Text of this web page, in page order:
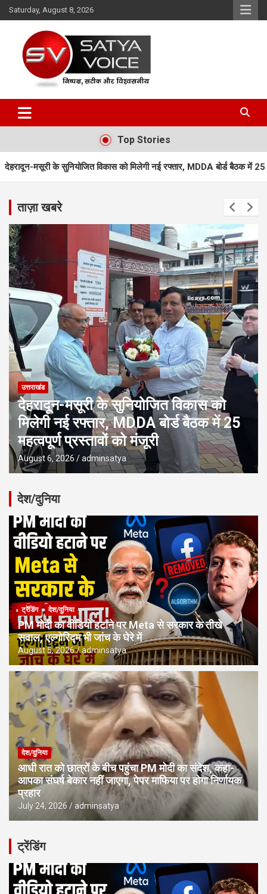
Skip
to
Saturday, August 8, 2026
Satya Voice
Top Stories
विकास को मिलेगी नई रफ्तार, MDDA बोर्ड बैठक में 25 महत्वपूर्ण प्रस्तावों को
ताज़ा खबरे
उत्तराखंड
देहरादून-मसूरी के सुनियोजित विकास को
मिलेगी नई रफ्तार, MDDA बोर्ड बैठक में 25
महत्वपूर्ण प्रस्तावों को मंजूरी
August 6, 2026 adminsatya
देश/दुनिया
ट्रेंडिंग देश/दुनिया
PM मोदी का वीडियो हटाने पर Meta से सरकार के तीखे
सवाल, एल्गोरिद्म भी जांच के घेरे में
August 5, 2026 adminsatya
देश/दुनिया
आधी रात को छात्रों के बीच पहुंचा PM मोदी का संदेश, कहा-
आपका संघर्ष बेकार नहीं जाएगा, पेपर माफिया पर होगा निर्णायक
प्रहार
July 24, 2026 adminsatya
ट्रेंडिंग